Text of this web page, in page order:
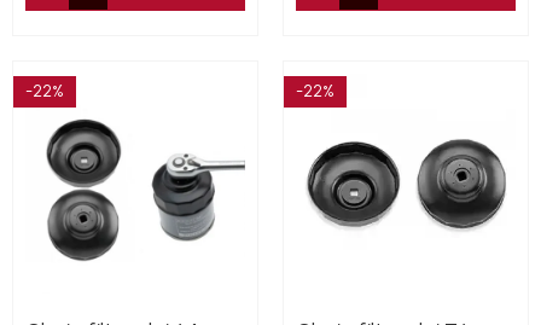
Masini de gaurit si taiat
Pistoale Pneumatice
Polizoare biax
Scule pentru nituit si capsat
Slefuitoare Pneumatice
Scule speciale
Diagnoza si masurari
-22% -22%